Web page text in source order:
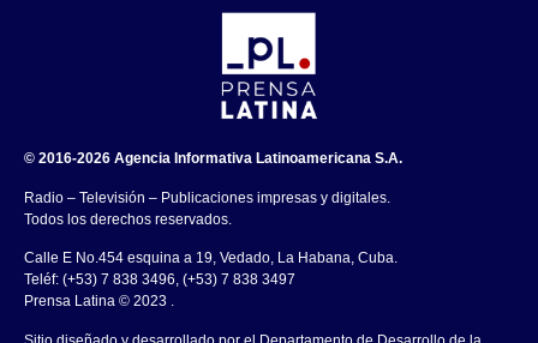
© 2016-2026 Agencia Informativa Latinoamericana S.A.
Radio – Televisión – Publicaciones impresas y digitales.
Todos los derechos reservados.
Calle E No.454 esquina a 19, Vedado, La Habana, Cuba.
Teléf: (+53) 7 838 3496, (+53) 7 838 3497
Prensa Latina © 2023 .